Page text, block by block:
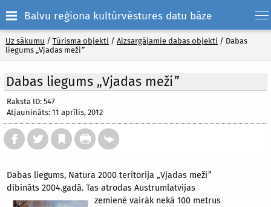
Balvu reģiona kultūrvēstures datu bāze
Uz sākumu / Tūrisma objekti / Aizsargājamie dabas objekti / Dabas
liegums „Vjadas meži”
Dabas liegums „Vjadas meži”
Raksta ID: 547
Atjaunināts: 11 aprīlis, 2012
Dabas liegums, Natura 2000 teritorija „Vjadas meži”
dibināts 2004.gadā. Tas atrodas Austrumlatvijas
zemienē vairāk nekā 100 metrus